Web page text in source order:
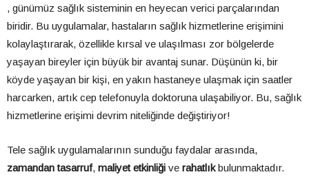
, günümüz sağlık sisteminin en heyecan verici parçalarından
biridir. Bu uygulamalar, hastaların sağlık hizmetlerine erişimini
kolaylaştırarak, özellikle kırsal ve ulaşılması zor bölgelerde
yaşayan bireyler için büyük bir avantaj sunar. Düşünün ki, bir
köyde yaşayan bir kişi, en yakın hastaneye ulaşmak için saatler
harcarken, artık cep telefonuyla doktoruna ulaşabiliyor. Bu, sağlık
hizmetlerine erişimi devrim niteliğinde değiştiriyor!
Tele sağlık uygulamalarının sunduğu faydalar arasında,
zamandan tasarruf, maliyet etkinliği ve rahatlıkbulunmaktadır.